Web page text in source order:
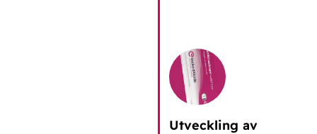
Utveckling av